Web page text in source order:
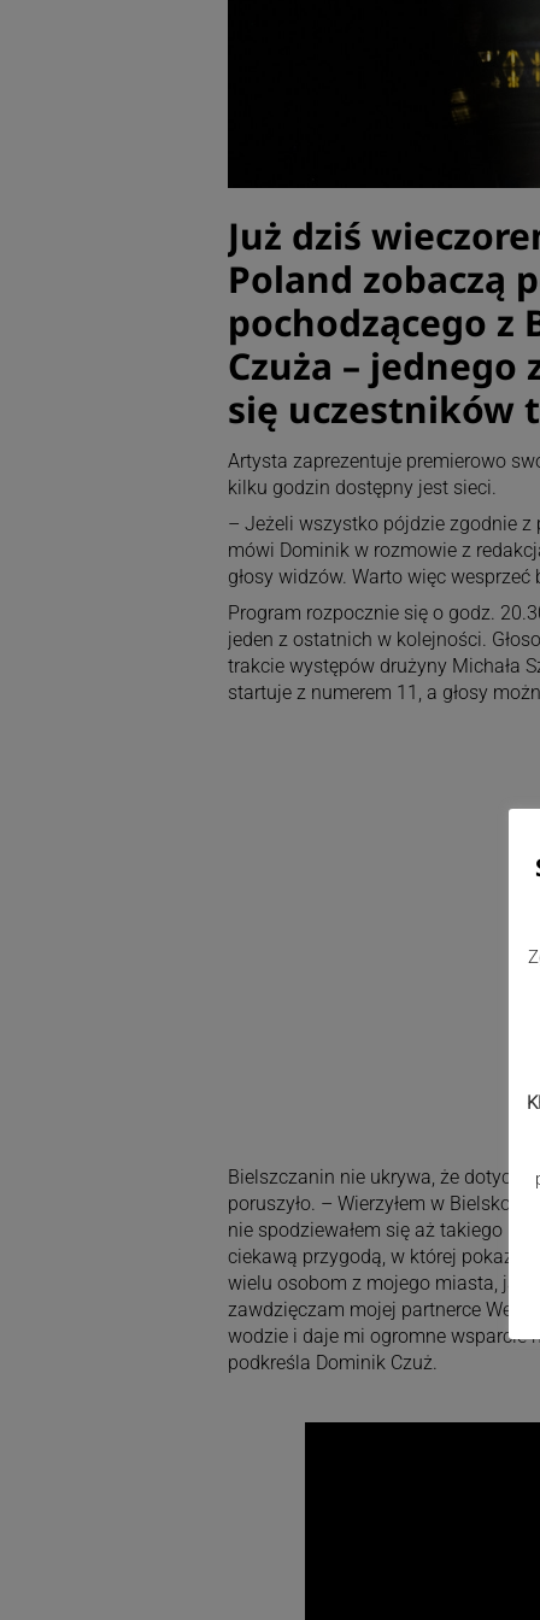
Już dziś
Poland zobaczą
pochodzącego z
Czuża –
się uczestników
Artysta zaprezentuje premierowo
kilku godzin dostępny jest sieci.
– Jeżeli wszystko pójdzie zgodnie z
mówi Dominik w rozmowie z
głosy widzów. Warto więc
Program rozpocznie się o godz.
jeden z ostatnich w kolejności.
trakcie występów drużyny Michała
startuje z numerem 11, a głosy
Bielszczanin nie ukrywa, że
poruszyło. – Wierzyłem w Bielsko-
nie spodziewałem się aż takiego
ciekawą przygodą, w której
wielu osobom z mojego miasta, jak i
zawdzięczam mojej partnerce
wodzie i daje mi ogromne wsparcie
podkreśla Dominik Czuż.